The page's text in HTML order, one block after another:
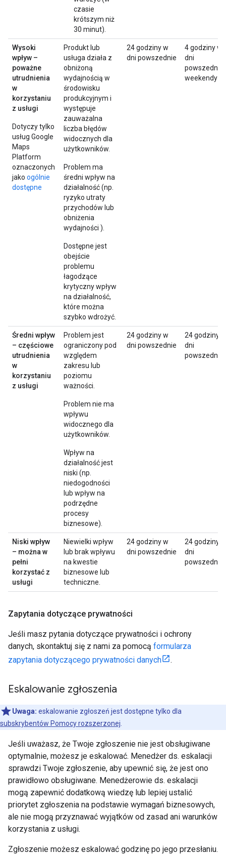
czasie
krótszym niż
30 minut).
Wysoki
wpływ –
poważne
utrudnienia
w
korzystaniu
z usługi
Dotyczy tylko
usług Google
Maps
Platform
oznaczonych
jako ogólnie
dostępne
Produkt lub
usługa działa z
obniżoną
wydajnością w
środowisku
produkcyjnym i
występuje
zauważalna
liczba błędów
widocznych dla
użytkowników.
Problem ma
średni wpływ na
działalność (np.
ryzyko utraty
przychodów lub
obniżenia
wydajności ).
Dostępne jest
obejście
problemu
łagodzące
krytyczny wpływ
na działalność,
które można
szybko wdrożyć.
24 godziny w
dni powszednie
4 godziny w
dni
powszednie i
weekendy
Średni wpływ
– częściowe
utrudnienia
w
korzystaniu
z usługi
Problem jest
ograniczony pod
względem
zakresu lub
poziomu
ważności.
Problem nie ma
wpływu
widocznego dla
użytkowników.
Wpływ na
działalność jest
niski (np.
niedogodności
lub wpływ na
podrzędne
procesy
biznesowe).
24 godziny w
dni powszednie
24 godziny w
dni
powszednie
Niski wpływ
– można w
pełni
korzystać z
usługi
Niewielki wpływ
lub brak wpływu
na kwestie
biznesowe lub
techniczne.
24 godziny w
dni powszednie
24 godziny w
dni
powszednie
Zapytania dotyczące prywatności
Jeśli masz pytania dotyczące prywatności i ochrony
danych, skontaktuj się z nami za pomocą formularza
zapytania dotyczącego prywatności danych
.
Eskalowanie zgłoszenia
Uwaga: eskalowanie zgłoszeń jest dostępne tylko dla
subskrybentów Pomocy rozszerzonej
Jeśli uważasz, że Twoje zgłoszenie nie jest obsługiwane
optymalnie, możesz je eskalować. Menedżer ds. eskalacji
sprawdzi Twoje zgłoszenie, aby upewnić się, że jest ono
prawidłowo obsługiwane. Menedżerowie ds. eskalacji
mogą zapewnić dodatkową wiedzę lub lepiej ustalić
priorytet zgłoszenia na podstawie wymagań biznesowych,
ale nie mogą przyznawać wyjątków od zasad ani warunków
korzystania z usługi.
Zgłoszenie możesz eskalować godzinę po jego przesłaniu.